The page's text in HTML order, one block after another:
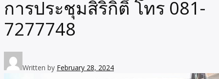
การประชุมสิริกิติ์ โทร 081-
7277748
Written by February 28, 2024